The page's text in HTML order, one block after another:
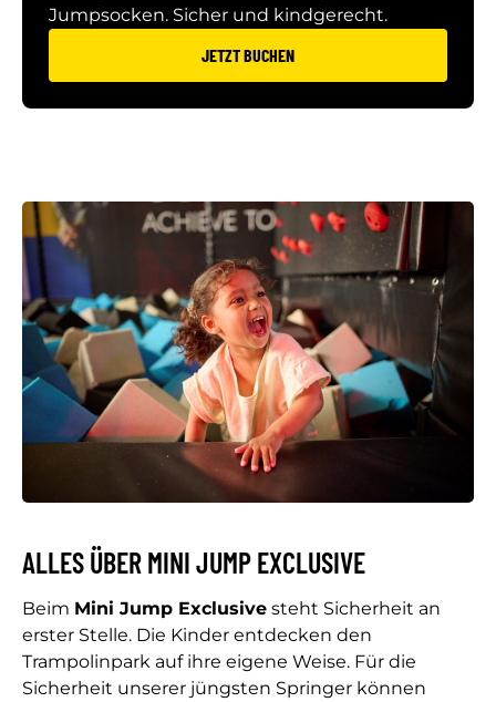
Jumpsocken. Sicher und kindgerecht.
JETZT BUCHEN
ALLES ÜBER MINI JUMP EXCLUSIVE
Beim Mini Jump Exclusive steht Sicherheit an
erster Stelle. Die Kinder entdecken den
Trampolinpark auf ihre eigene Weise. Für die
Sicherheit unserer jüngsten Springer können